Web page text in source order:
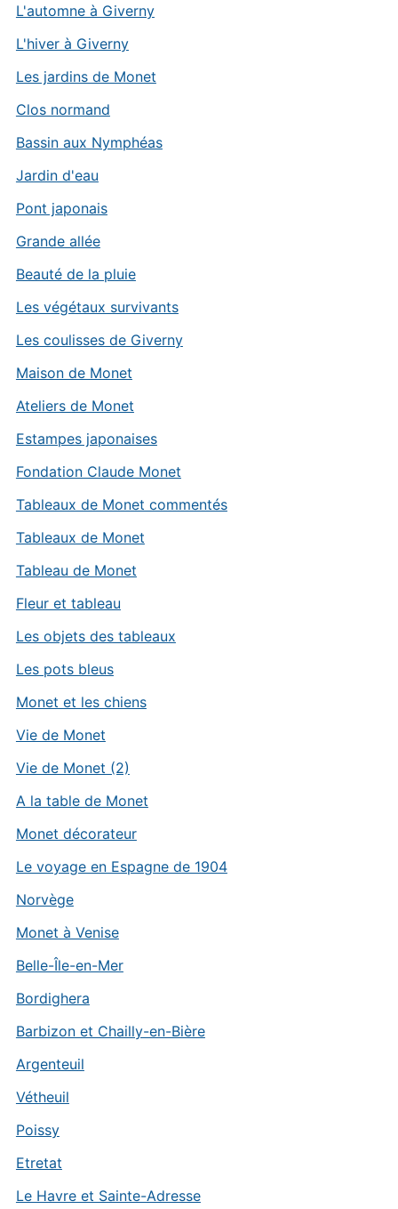
L'automne à Giverny
L'hiver à Giverny
Les jardins de Monet
Clos normand
Bassin aux Nymphéas
Jardin d'eau
Pont japonais
Grande allée
Beauté de la pluie
Les végétaux survivants
Les coulisses de Giverny
Maison de Monet
Ateliers de Monet
Estampes japonaises
Fondation Claude Monet
Tableaux de Monet commentés
Tableaux de Monet
Tableau de Monet
Fleur et tableau
Les objets des tableaux
Les pots bleus
Monet et les chiens
Vie de Monet
Vie de Monet (2)
A la table de Monet
Monet décorateur
Le voyage en Espagne de 1904
Norvège
Monet à Venise
Belle-Île-en-Mer
Bordighera
Barbizon et Chailly-en-Bière
Argenteuil
Vétheuil
Poissy
Etretat
Le Havre et Sainte-Adresse